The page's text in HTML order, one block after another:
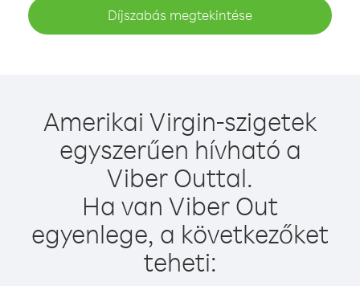
Díjszabás megtekintése
Amerikai Virgin-szigetek
egyszerűen hívható a
Viber Outtal.
Ha van Viber Out
egyenlege, a következőket
teheti: